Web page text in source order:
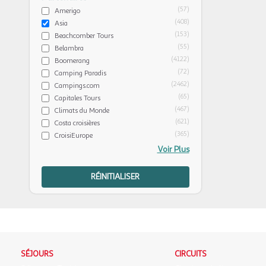
Amerigo (57)
Asia (408)
Beachcomber Tours (153)
Belambra (55)
Boomerang (4122)
Camping Paradis (72)
Campings.com (2462)
Capitales Tours (65)
Climats du Monde (467)
Costa croisières (621)
CroisiEurope (365)
Voir Plus
RÉINITIALISER
SÉJOURS
CIRCUITS